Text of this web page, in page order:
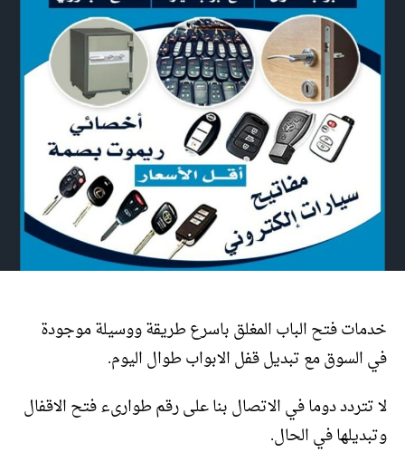
خدمات فتح الباب المغلق باسرع طريقة ووسيلة موجودة
في السوق مع تبديل قفل الابواب طوال اليوم.
لا تتردد دوما في الاتصال بنا على رقم طوارىء فتح الاقفال
وتبديلها في الحال.